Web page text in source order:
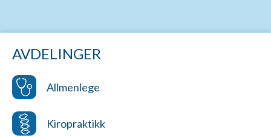
AVDELINGER
Allmenlege
Kiropraktikk